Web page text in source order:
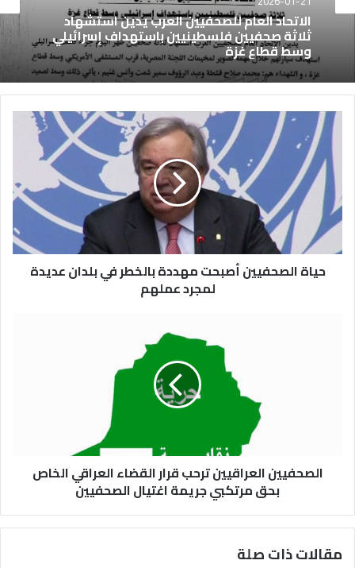
الاتحاد العام للصحفيين العرب يدين استشهاد
ثلاثة صحفيين فلسطينيين باستهداف إسرائيلي
وسط قطاع غزة
حياة الصحفيين أصبحت مهددة بالخطر في بلدان عديدة
لمجرد عملهم
الصحفيين العراقيين ترحب قرار القضاء العراقي الخاص
بحق مرتكبي جريمة اغتيال الصحفيين
مقالات ذات صلة